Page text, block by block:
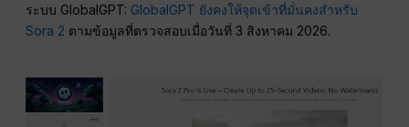
ระบบ GlobalGPT: GlobalGPT ยังคงให้จุดเข้าที่มั่นคงสำหรับ
Sora 2 ตามข้อมูลที่ตรวจสอบเมื่อวันที่ 3 สิงหาคม 2026.